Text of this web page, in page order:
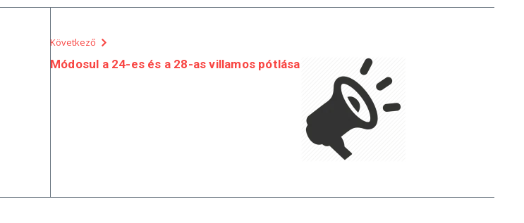
Következő
Módosul a 24-es és a 28-as villamos pótlása